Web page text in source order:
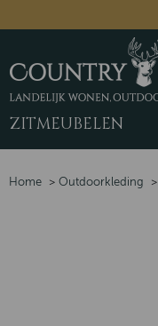
ZITMEUBELEN
Home > Outdoorkleding >